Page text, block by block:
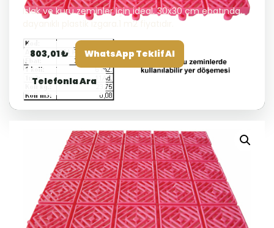
Islak ve kuru zeminler için ideal, 30x30 cm ebatında,
dayanıklı plastik izgara.1 m2 fiyatıdır.
803,01 ₺ WhatsApp Teklif Al
Telefonla Ara